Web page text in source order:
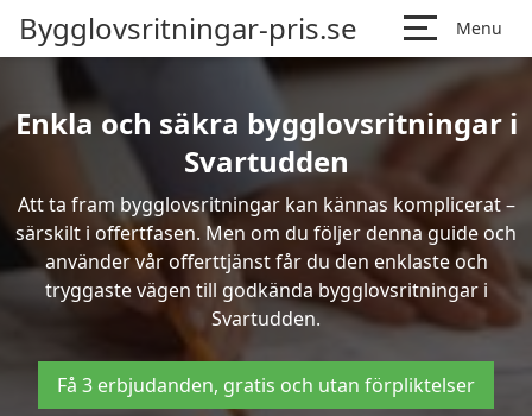
Bygglovsritningar-pris.se Menu
Enkla och säkra bygglovsritningar i
Svartudden
Att ta fram bygglovsritningar kan kännas komplicerat –
särskilt i offertfasen. Men om du följer denna guide och
använder vår offerttjänst får du den enklaste och
tryggaste vägen till godkända bygglovsritningar i
Svartudden.
Få 3 erbjudanden, gratis och utan förpliktelser